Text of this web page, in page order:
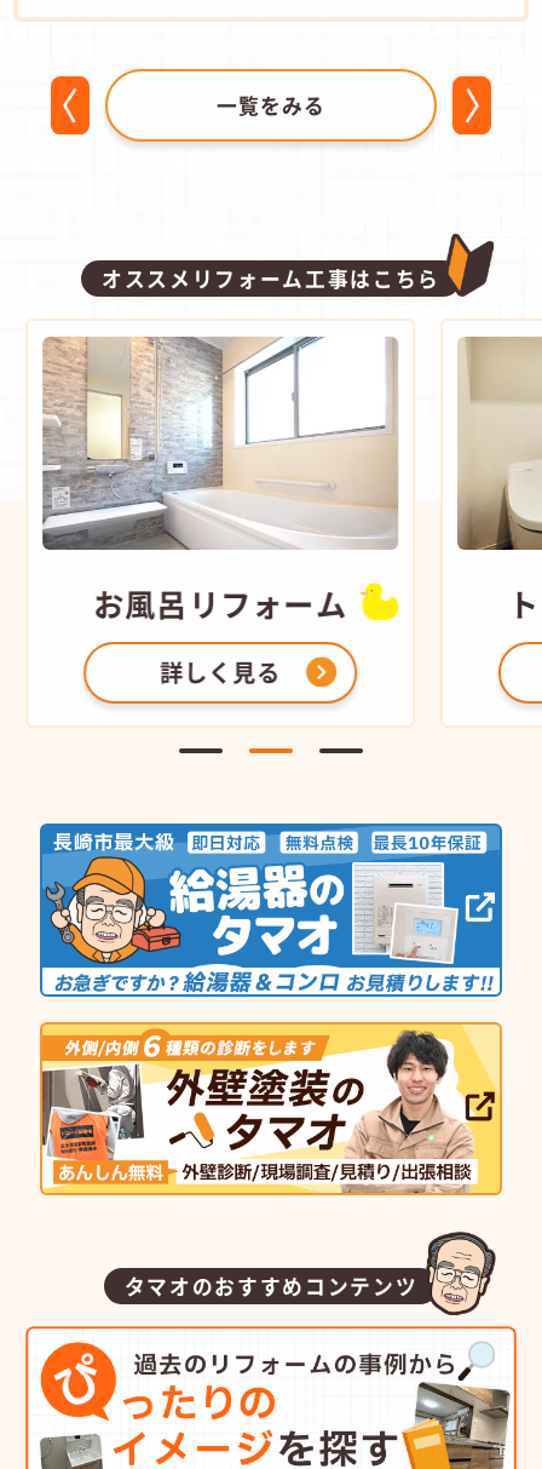
一覧をみる
オススメリフォーム工事はこちら
お風呂 リフォーム
詳しく見る
タマオのおすすめコンテンツ